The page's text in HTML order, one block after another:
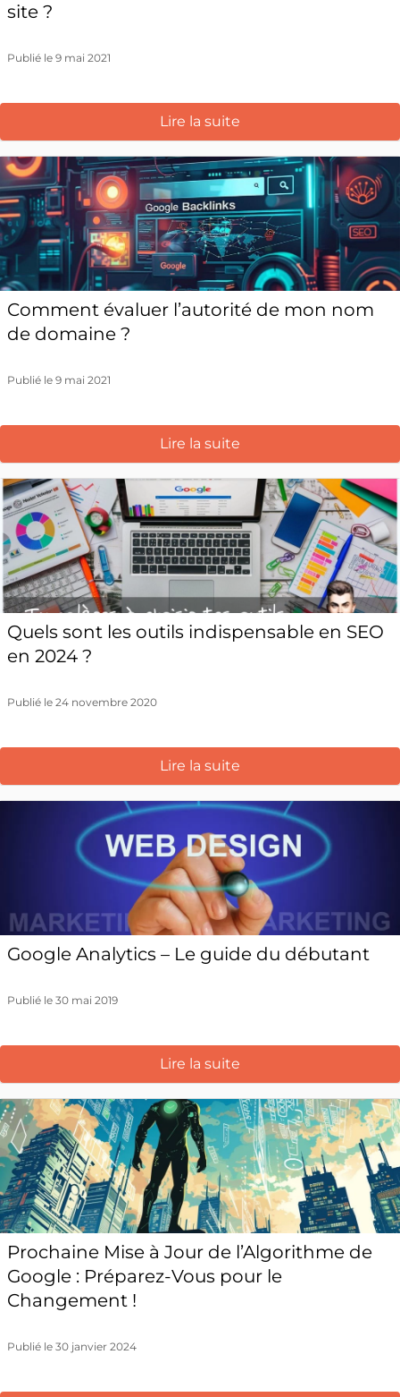
site ?
Publié le 9 mai 2021
Lire la suite
Comment évaluer l’autorité de mon nom
de domaine ?
Publié le 9 mai 2021
Lire la suite
Quels sont les outils indispensable en SEO
en 2024 ?
Publié le 24 novembre 2020
Lire la suite
Google Analytics – Le guide du débutant
Publié le 30 mai 2019
Lire la suite
Prochaine Mise à Jour de l’Algorithme de
Google : Préparez-Vous pour le
Changement !
Publié le 30 janvier 2024